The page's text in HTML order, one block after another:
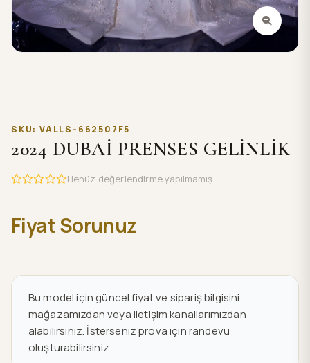
SKU: VALLS-662507F5
2024 DUBAİ PRENSES GELİNLİK
Henüz değerlendirme yapılmamış
Fiyat Sorunuz
Bu model için güncel fiyat ve sipariş bilgisini
mağazamızdan veya iletişim kanallarımızdan
alabilirsiniz. İsterseniz prova için randevu
oluşturabilirsiniz.